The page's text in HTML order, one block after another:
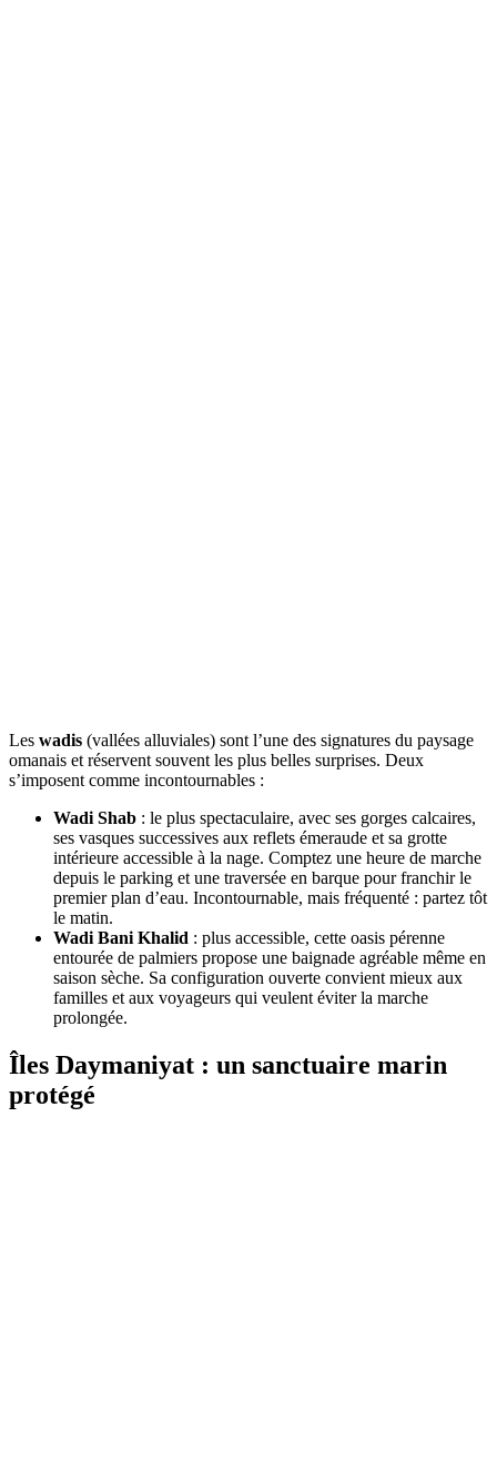
Les wadis (vallées alluviales) sont l’une des signatures du paysage
omanais et réservent souvent les plus belles surprises. Deux
s’imposent comme incontournables :
Wadi Shab : le plus spectaculaire, avec ses gorges calcaires,
ses vasques successives aux reflets émeraude et sa grotte
intérieure accessible à la nage. Comptez une heure de marche
depuis le parking et une traversée en barque pour franchir le
premier plan d’eau. Incontournable, mais fréquenté : partez tôt
le matin.
Wadi Bani Khalid : plus accessible, cette oasis pérenne
entourée de palmiers propose une baignade agréable même en
saison sèche. Sa configuration ouverte convient mieux aux
familles et aux voyageurs qui veulent éviter la marche
prolongée.
Îles Daymaniyat : un sanctuaire marin
protégé